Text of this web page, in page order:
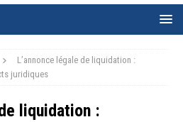
L’annonce légale de liquidation :
juridiques
liquidation :